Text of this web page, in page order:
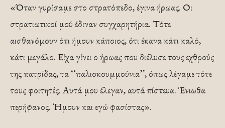
«Όταν γυρίσαμε στο στρατόπεδο, έγινα ήρωας. Οι
στρατιωτικοί μού έδιναν συγχαρητήρια. Τότε
αισθανόμουν ότι ήμουν κάποιος, ότι έκανα κάτι καλό,
κάτι μεγάλο. Είχα γίνει ο ήρωας που διέλυσε τους εχθρούς
της πατρίδας, τα ‘‘παλιοκουμμούνια’’, όπως λέγαμε τότε
τους φοιτητές. Αυτά μου έλεγαν, αυτά πίστευα. Ένιωθα
περήφανος. Ήμουν και εγώ φασίστας».